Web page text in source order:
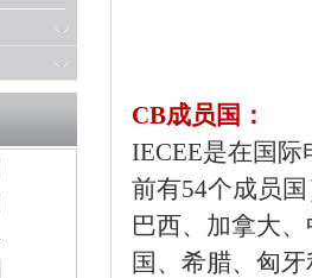
CB成员国：
IECEE是在国
前有54个成员
巴西、加拿大
国、希腊、匈